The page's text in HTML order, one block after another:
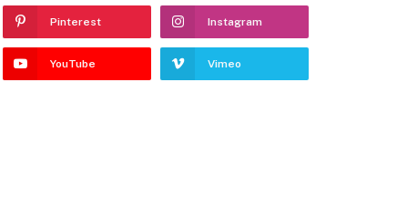
Pinterest Instagram
YouTube Vimeo